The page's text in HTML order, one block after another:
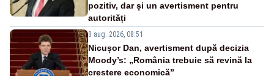
pozitiv, dar și un avertisment pentru
autorități
8 aug. 2026, 08:51
Nicușor Dan, avertisment după decizia
Moody’s: „România trebuie să revină la
creștere economică”